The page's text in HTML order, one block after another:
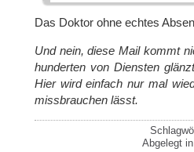
Das Doktor ohne echtes
Und nein, diese Mail kommt
hunderten von Diensten
Hier wird einfach nur mal
missbrauchen lässt.
Abgelegt in